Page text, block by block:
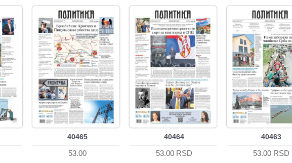
40465
53.00
40464
53.00 RSD
40463
53.00 RSD